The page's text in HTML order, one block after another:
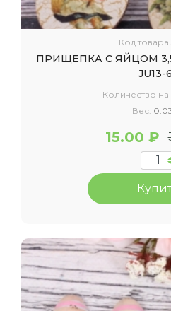
Код товара
ПРИЩЕПКА С ЯЙЦОМ
JU13-
Количество на
Вес:
15.00 ₽